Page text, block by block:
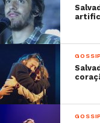
GOSSIP
GOSSIP